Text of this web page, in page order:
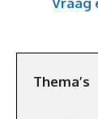
Thema’s